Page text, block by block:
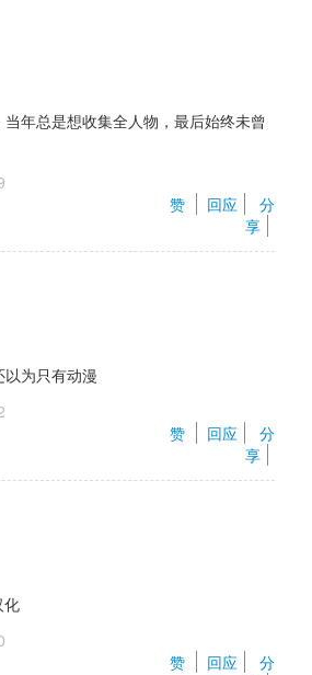
年总是想收集全人物，最后始终未曾
赞
回应
分
享
为只有动漫
赞
回应
分
享
化
赞
回应
分